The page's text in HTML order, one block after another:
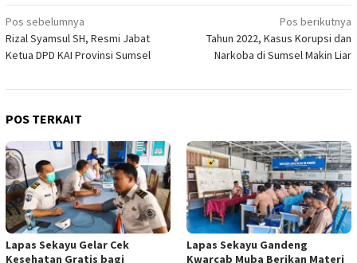
Navigasi
pos
Pos sebelumnya
Rizal Syamsul SH, Resmi Jabat
Ketua DPD KAI Provinsi Sumsel
Pos berikutnya
Tahun 2022, Kasus Korupsi dan
Narkoba di Sumsel Makin Liar
POS TERKAIT
Lapas Sekayu Gelar Cek
Kesehatan Gratis bagi
Lapas Sekayu Gandeng
Kwarcab Muba Berikan Materi